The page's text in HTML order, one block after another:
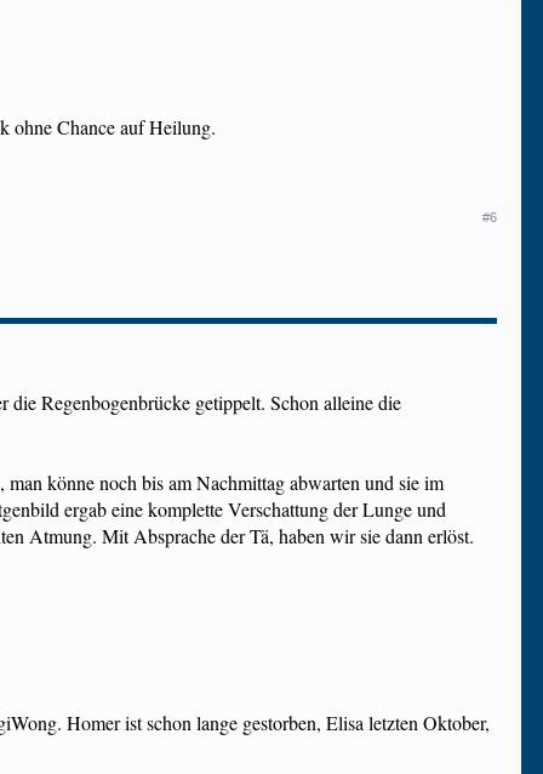
ohne Chance auf Heilung.
#6
Regenbogenbrücke getippelt. Schon alleine die
könne noch bis am Nachmittag abwarten und sie im
ergab eine komplette Verschattung der Lunge und
Atmung. Mit Absprache der Tä, haben wir sie dann erlöst.
Homer ist schon lange gestorben, Elisa letzten Oktober,